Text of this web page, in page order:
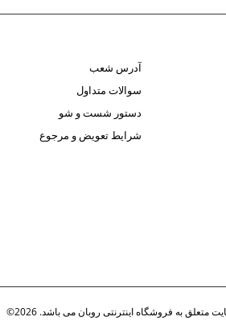
آدرس شعب
سوالات متداول
دستور شست و شو
شرایط تعویض و مرجوع
متعلق به فروشگاه اینترنتی روبان می باشد. 2026©